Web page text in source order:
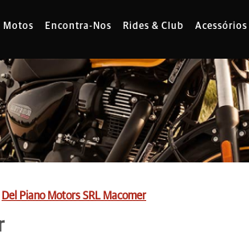
Motos Encontra-Nos Rides & Club Acessórios
Del Piano Motors SRL Macomer